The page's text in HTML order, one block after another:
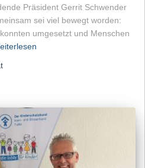
Präsident Gerrit Schwender
sei viel bewegt worden:
umgesetzt und Menschen